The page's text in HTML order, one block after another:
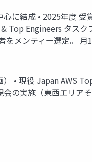
に結成 • 2025年度
Engineers タス
メンティー選定。
• 現役 Japan AWS
の実施（東西エリア